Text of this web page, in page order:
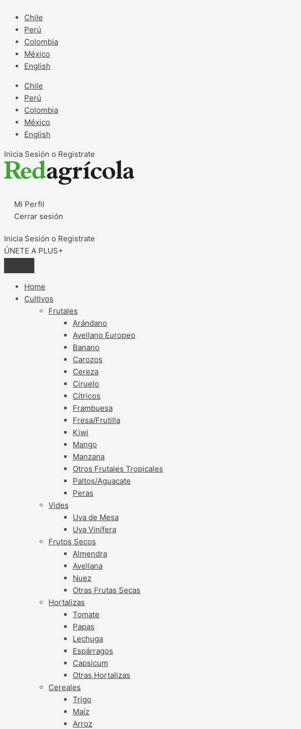
contenido
Chile
Perú
Colombia
México
English
Chile
Perú
Colombia
México
English
Inicia Sesión o Registrate
Mi Perfil
Cerrar sesión
Inicia Sesión o Registrate
ÚNETE A PLUS+
Home
Cultivos
Frutales
Arándano
Avellano Europeo
Banano
Carozos
Cereza
Ciruelo
Cítricos
Frambuesa
Fresa/Frutilla
Kiwi
Mango
Manzana
Otros Frutales Tropicales
Paltos/Aguacate
Peras
Vides
Uva de Mesa
Uva Vinífera
Frutos Secos
Almendra
Avellana
Nuez
Otras Frutas Secas
Hortalizas
Tomate
Papas
Lechuga
Espárragos
Capsicum
Otras Hortalizas
Cereales
Trigo
Maíz
Arroz